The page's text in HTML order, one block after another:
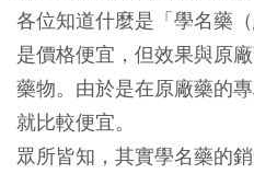
各位知道什麼是「學名藥
是價格便宜，但效果與原
藥物。由於是在原廠藥的
就比較便宜。
眾所皆知，其實學名藥的